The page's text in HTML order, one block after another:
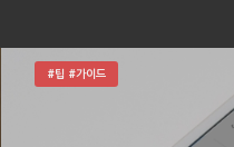
#팁 #가이드